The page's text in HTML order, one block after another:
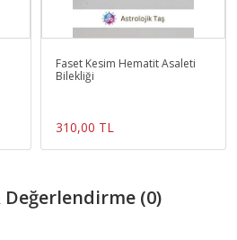
Faset Kesim Hematit Asaleti
Bilekliği
310,00 TL
(0)